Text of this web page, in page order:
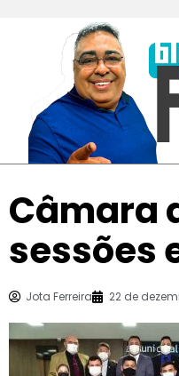
Câmara
sessões
Jota Ferreira 22 de